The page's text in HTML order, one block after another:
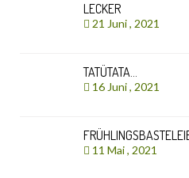
LECKER
21 Juni , 2021
TATÜTATA…
16 Juni , 2021
11 Mai , 2021